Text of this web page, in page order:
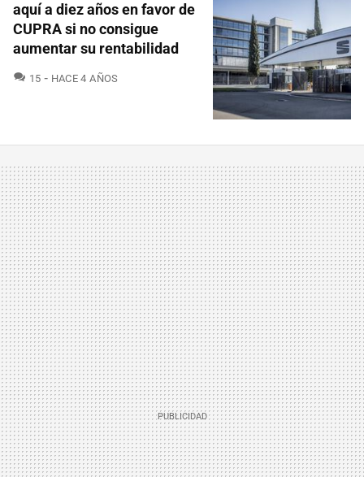
aquí a diez años en favor de
CUPRA si no consigue
aumentar su rentabilidad
15 COMENTARIOS
HACE 4 AÑOS